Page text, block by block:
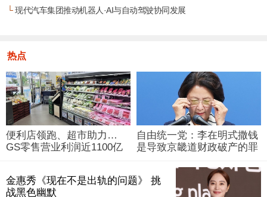
└现代汽车集团推动机器人·AI与自动驾驶协同发展
热点
便利店领跑、超市助力…
GS零售营业利润近1100亿
自由统一党：李在明式撒钱
是导致京畿道财政破产的罪
金惠秀《现在不是出轨的问题》 挑
战黑色幽默